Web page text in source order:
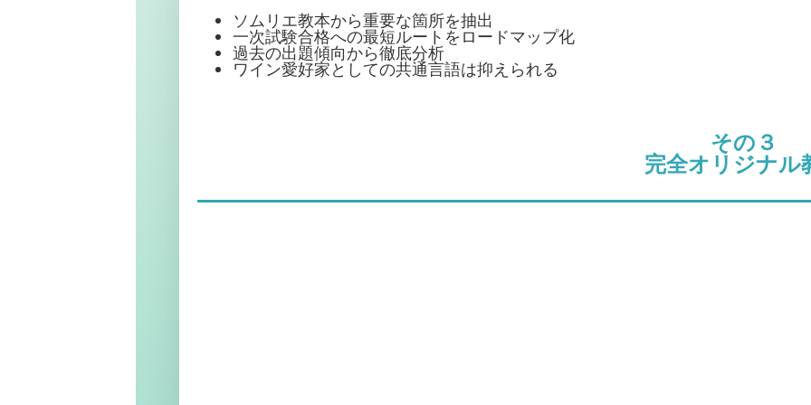
ソムリエ教本から重要な箇所を抽出
一次試験合格への最短ルートをロードマップ化
過去の出題傾向から徹底分析
ワイン愛好家としての共通言語は抑えられる
その３
完全オリジナル